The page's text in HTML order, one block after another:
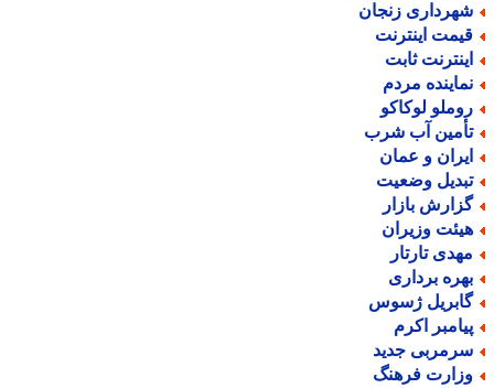
زنجان
اینترنت
ثابت
مردم
لوکاکو
آب شرب
و عمان
وضعیت
بازار
وزیران
تارتار
برداری
ژسوس
اکرم
جدید
فرهنگ